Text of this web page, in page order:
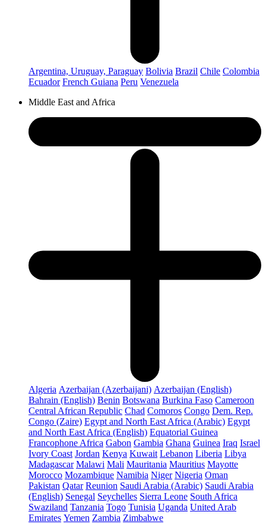
Argentina, Uruguay, Paraguay Bolivia Brazil Chile Colombia
Ecuador French Guiana Peru Venezuela
Middle East and Africa
Algeria Azerbaijan (Azerbaijani) Azerbaijan (English)
Bahrain (English) Benin Botswana Burkina Faso Cameroon
Central African Republic Chad Comoros Congo Dem. Rep.
Congo (Zaire) Egypt and North East Africa (Arabic) Egypt
and North East Africa (English) Equatorial Guinea
Francophone Africa Gabon Gambia Ghana Guinea Iraq Israel
Ivory Coast Jordan Kenya Kuwait Lebanon Liberia Libya
Madagascar Malawi Mali Mauritania Mauritius Mayotte
Morocco Mozambique Namibia Niger Nigeria Oman
Pakistan Qatar Reunion Saudi Arabia (Arabic) Saudi Arabia
(English) Senegal Seychelles Sierra Leone South Africa
Swaziland Tanzania Togo Tunisia Uganda United Arab
Emirates Yemen Zambia Zimbabwe